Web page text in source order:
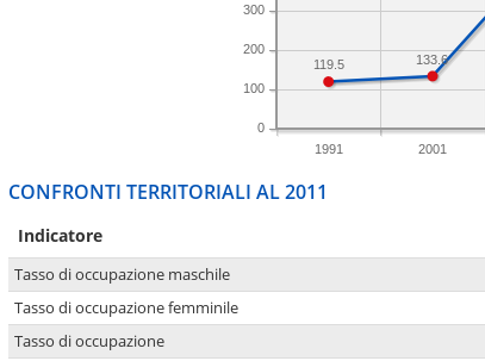
1991 2001
0
100
200
300
133.6
119.5
CONFRONTI TERRITORIALI AL 2011
Indicatore
Tasso di occupazione maschile
Tasso di occupazione femminile
Tasso di occupazione